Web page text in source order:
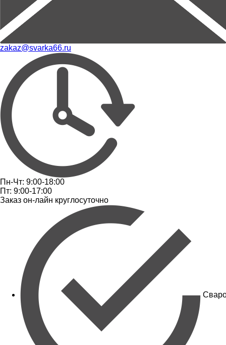
zakaz@svarka66.ru
Пн-Чт: 9:00-18:00
Пт: 9:00-17:00
Заказ он-лайн круглосуточно